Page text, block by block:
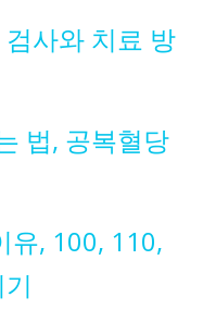
사와 치료 방
법, 공복혈당
유, 100, 110,